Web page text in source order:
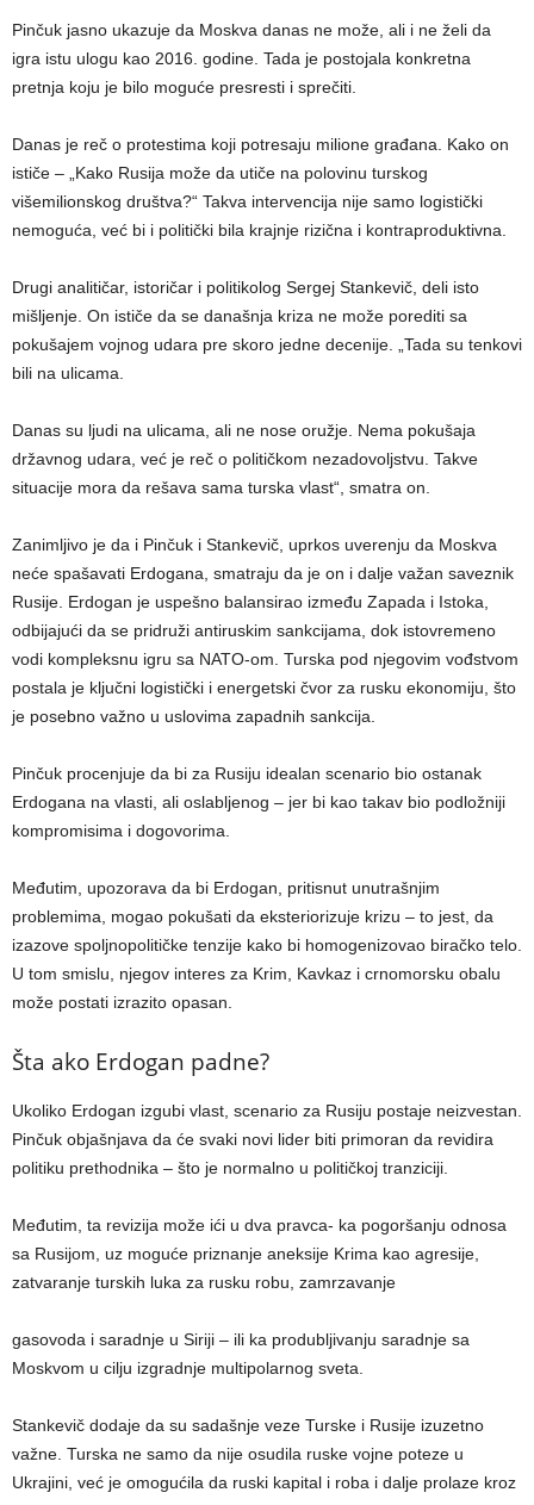
Pinčuk jasno ukazuje da Moskva danas ne može, ali i ne želi da
igra istu ulogu kao 2016. godine. Tada je postojala konkretna
pretnja koju je bilo moguće presresti i sprečiti.
Danas je reč o protestima koji potresaju milione građana. Kako on
ističe – „Kako Rusija može da utiče na polovinu turskog
višemilionskog društva?“ Takva intervencija nije samo logistički
nemoguća, već bi i politički bila krajnje rizična i kontraproduktivna.
Drugi analitičar, istoričar i politikolog Sergej Stankevič, deli isto
mišljenje. On ističe da se današnja kriza ne može porediti sa
pokušajem vojnog udara pre skoro jedne decenije. „Tada su tenkovi
bili na ulicama.
Danas su ljudi na ulicama, ali ne nose oružje. Nema pokušaja
državnog udara, već je reč o političkom nezadovoljstvu. Takve
situacije mora da rešava sama turska vlast“, smatra on.
Zanimljivo je da i Pinčuk i Stankevič, uprkos uverenju da Moskva
neće spašavati Erdogana, smatraju da je on i dalje važan saveznik
Rusije. Erdogan je uspešno balansirao između Zapada i Istoka,
odbijajući da se pridruži antiruskim sankcijama, dok istovremeno
vodi kompleksnu igru sa NATO-om. Turska pod njegovim vođstvom
postala je ključni logistički i energetski čvor za rusku ekonomiju, što
je posebno važno u uslovima zapadnih sankcija.
Pinčuk procenjuje da bi za Rusiju idealan scenario bio ostanak
Erdogana na vlasti, ali oslabljenog – jer bi kao takav bio podložniji
kompromisima i dogovorima.
Međutim, upozorava da bi Erdogan, pritisnut unutrašnjim
problemima, mogao pokušati da eksteriorizuje krizu – to jest, da
izazove spoljnopolitičke tenzije kako bi homogenizovao biračko telo.
U tom smislu, njegov interes za Krim, Kavkaz i crnomorsku obalu
može postati izrazito opasan.
Šta ako Erdogan padne?
Ukoliko Erdogan izgubi vlast, scenario za Rusiju postaje neizvestan.
Pinčuk objašnjava da će svaki novi lider biti primoran da revidira
politiku prethodnika – što je normalno u političkoj tranziciji.
Međutim, ta revizija može ići u dva pravca- ka pogoršanju odnosa
sa Rusijom, uz moguće priznanje aneksije Krima kao agresije,
zatvaranje turskih luka za rusku robu, zamrzavanje
gasovoda i saradnje u Siriji – ili ka produbljivanju saradnje sa
Moskvom u cilju izgradnje multipolarnog sveta.
Stankevič dodaje da su sadašnje veze Turske i Rusije izuzetno
važne. Turska ne samo da nije osudila ruske vojne poteze u
Ukrajini, već je omogućila da ruski kapital i roba i dalje prolaze kroz